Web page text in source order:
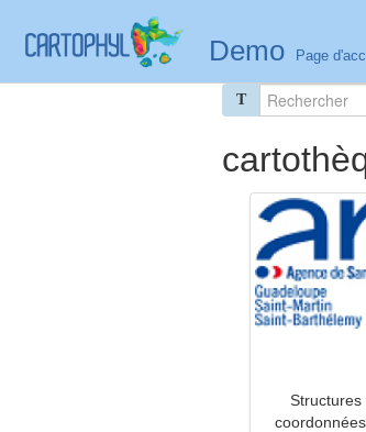
Demo Page
T
Structures